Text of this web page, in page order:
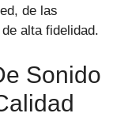
de las
alta fidelidad.
Sonido